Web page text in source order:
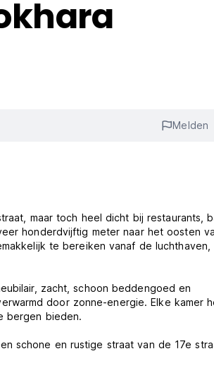
Melden
maar toch heel dicht bij restaurants,
honderdvijftig meter naar het oosten
te bereiken vanaf de luchthaven,
zacht, schoon beddengoed en
door zonne-energie. Elke kamer
bergen bieden.
schone en rustige straat van de 17e